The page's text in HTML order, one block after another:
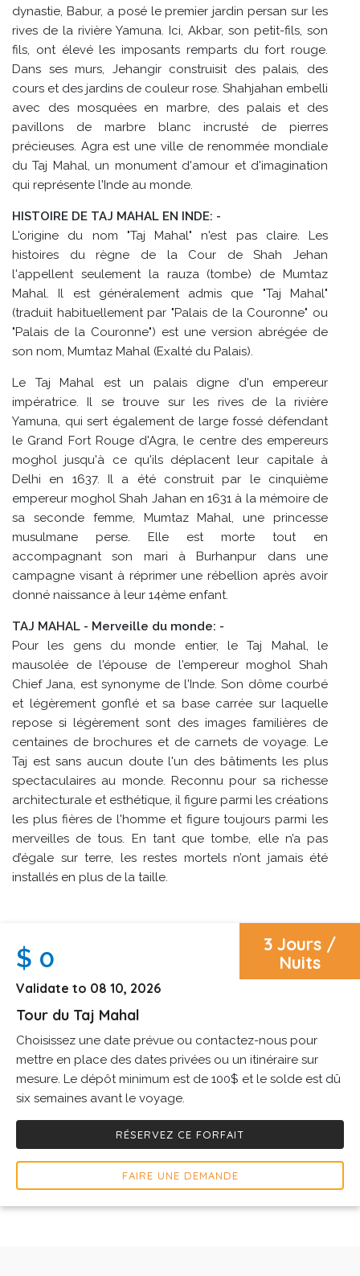
dynastie, Babur, a posé le premier jardin persan sur les
rives de la rivière Yamuna. Ici, Akbar, son petit-fils, son
fils, ont élevé les imposants remparts du fort rouge.
Dans ses murs, Jehangir construisit des palais, des
cours et des jardins de couleur rose. Shahjahan embelli
avec des mosquées en marbre, des palais et des
pavillons de marbre blanc incrusté de pierres
précieuses. Agra est une ville de renommée mondiale
du Taj Mahal, un monument d'amour et d'imagination
qui représente l'Inde au monde.
HISTOIRE DE TAJ MAHAL EN INDE: -
L'origine du nom "Taj Mahal" n'est pas claire. Les
histoires du règne de la Cour de Shah Jehan
l'appellent seulement la rauza (tombe) de Mumtaz
Mahal. Il est généralement admis que "Taj Mahal"
(traduit habituellement par "Palais de la Couronne" ou
"Palais de la Couronne") est une version abrégée de
son nom, Mumtaz Mahal (Exalté du Palais).
Le Taj Mahal est un palais digne d'un empereur
impératrice. Il se trouve sur les rives de la rivière
Yamuna, qui sert également de large fossé défendant
le Grand Fort Rouge d'Agra, le centre des empereurs
moghol jusqu'à ce qu'ils déplacent leur capitale à
Delhi en 1637. Il a été construit par le cinquième
empereur moghol Shah Jahan en 1631 à la mémoire de
sa seconde femme, Mumtaz Mahal, une princesse
musulmane perse. Elle est morte tout en
accompagnant son mari à Burhanpur dans une
campagne visant à réprimer une rébellion après avoir
donné naissance à leur 14ème enfant.
TAJ MAHAL - Merveille du monde: -
Pour les gens du monde entier, le Taj Mahal, le
mausolée de l'épouse de l'empereur moghol Shah
Chief Jana, est synonyme de l'Inde. Son dôme courbé
et légèrement gonflé et sa base carrée sur laquelle
repose si légèrement sont des images familières de
centaines de brochures et de carnets de voyage. Le
Taj est sans aucun doute l'un des bâtiments les plus
spectaculaires au monde. Reconnu pour sa richesse
architecturale et esthétique, il figure parmi les créations
les plus fières de l'homme et figure toujours parmi les
merveilles de tous. En tant que tombe, elle n’a pas
d’égale sur terre, les restes mortels n’ont jamais été
installés en plus de la taille.
3 Jours /
Nuits
$ 0
Validate to 08 10, 2026
Tour du Taj Mahal
Choisissez une date prévue ou contactez-nous pour
mettre en place des dates privées ou un itinéraire sur
mesure. Le dépôt minimum est de 100$ et le solde est dû
six semaines avant le voyage.
RÉSERVEZ CE FORFAIT
FAIRE UNE DEMANDE